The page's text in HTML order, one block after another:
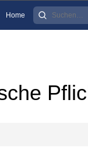
Home